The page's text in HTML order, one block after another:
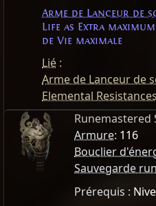
Arme de Lanceur de
Life as Extra maximum
de Vie maximale
Lié :
Arme de Lanceur de
Elemental Resistances
Runemastered
Armure: 116
Bouclier
Sauvegarde
Prérequis :